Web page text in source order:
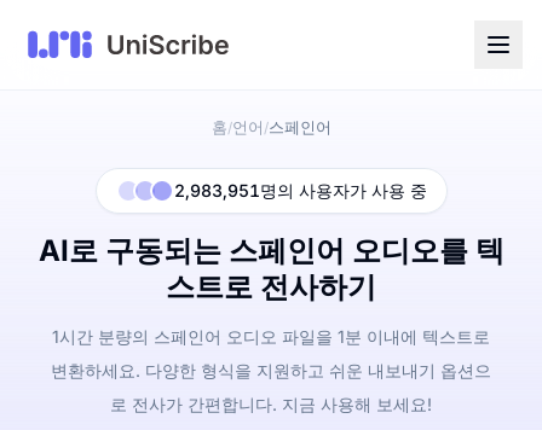
홈/언어 /스페인어
2,983,951명의 사용자가 사용 중
AI로 구동되는 스페인어 오디오를 텍
스트로 전사하기
1시간 분량의 스페인어 오디오 파일을 1분 이내에 텍스트로
변환하세요. 다양한 형식을 지원하고 쉬운 내보내기 옵션으
로 전사가 간편합니다. 지금 사용해 보세요!